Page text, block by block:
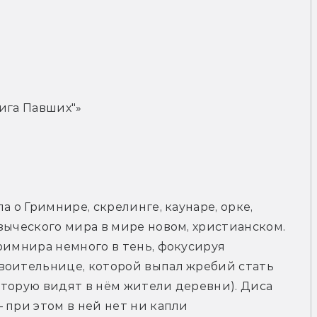
Павших"»
о Гримнире, скрелинге, каунаре, орке,
мира в мире новом, христианском.
немного в тень, фокусируя
которой выпал жребий стать
видят в нём жители деревни). Диса
этом в ней нет ни капли